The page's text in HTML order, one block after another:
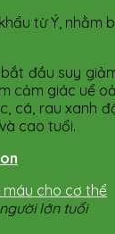
từ Ý,
đầu suy
giác uể
rau xanh
cao tuổi.
lớn tuổi​